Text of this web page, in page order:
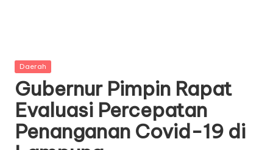
Posted
Daerah
Gubernur Pimpin Rapat
Evaluasi Percepatan
Penanganan Covid-19 di